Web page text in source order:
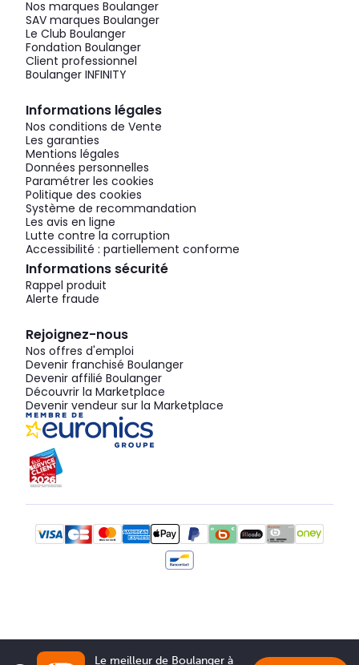
Nos marques Boulanger
SAV marques Boulanger
Le Club Boulanger
Fondation Boulanger
Client professionnel
Boulanger INFINITY
Informations légales
Nos conditions de Vente
Les garanties
Mentions légales
Données personnelles
Paramétrer les cookies
Politique des cookies
Système de recommandation
Les avis en ligne
Lutte contre la corruption
Accessibilité : partiellement conforme
Informations sécurité
Rappel produit
Alerte fraude
Rejoignez-nous
Nos offres d'emploi
Devenir franchisé Boulanger
Devenir affilié Boulanger
Découvrir la Marketplace
Devenir vendeur sur la Marketplace
Le meilleur de Boulanger à